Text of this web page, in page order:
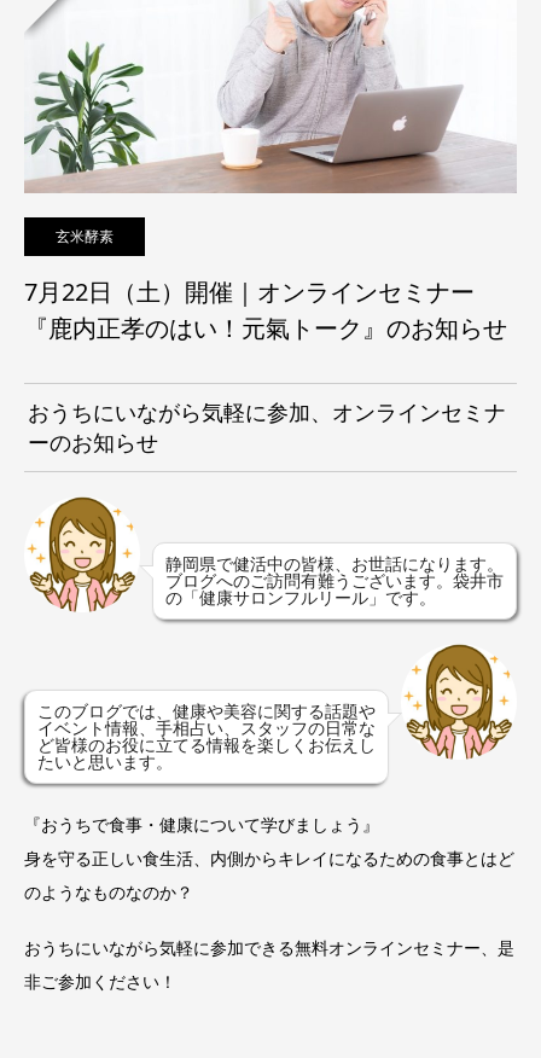
玄米酵素
7月22日（土）開催｜オンラインセミナー
『鹿内正孝のはい！元氣トーク』のお知らせ
おうちにいながら気軽に参加、オンラインセミナ
ーのお知らせ
静岡県で健活中の皆様、お世話になります。
ブログへのご訪問有難うございます。袋井市
の「健康サロンフルリール」です。
このブログでは、健康や美容に関する話題や
イベント情報、手相占い、スタッフの日常な
ど皆様のお役に立てる情報を楽しくお伝えし
たいと思います。
『おうちで食事・健康について学びましょう』
身を守る正しい食生活、内側からキレイになるための食事とはど
のようなものなのか？
おうちにいながら気軽に参加できる無料オンラインセミナー、是
非ご参加ください！